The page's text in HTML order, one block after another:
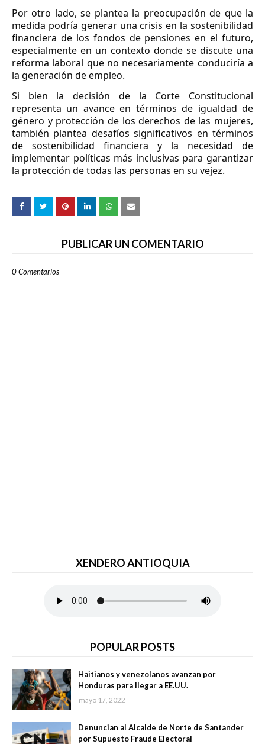
Por otro lado, se plantea la preocupación de que la
medida podría generar una crisis en la sostenibilidad
financiera de los fondos de pensiones en el futuro,
especialmente en un contexto donde se discute una
reforma laboral que no necesariamente conduciría a
la generación de empleo.
Si bien la decisión de la Corte Constitucional
representa un avance en términos de igualdad de
género y protección de los derechos de las mujeres,
también plantea desafíos significativos en términos
de sostenibilidad financiera y la necesidad de
implementar políticas más inclusivas para garantizar
la protección de todas las personas en su vejez.
PUBLICAR UN COMENTARIO
0 Comentarios
XENDERO ANTIOQUIA
POPULAR POSTS
Haitianos y venezolanos avanzan por
Honduras para llegar a EE.UU.
mayo 17, 2022
Denuncian al Alcalde de Norte de Santander
por Supuesto Fraude Electoral